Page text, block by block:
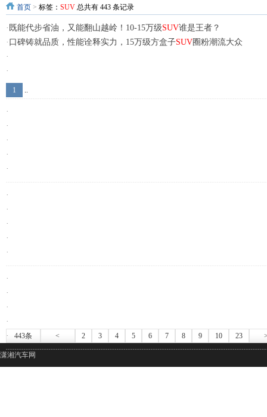
首页 > 标签： SUV 总共有 443 条记录
· 既能代步省油，又能翻山越岭！10-15万级SUV谁是王者？
· 口碑铸就品质，性能诠释实力，15万级方盒子SUV圈粉潮流大众
·
·
·
·
·
·
·
·
·
·
·
·
·
·
·
·
·
·
443条 <
1
2 3 4 5 6 7 8 9 10
..
23
潇湘汽车网